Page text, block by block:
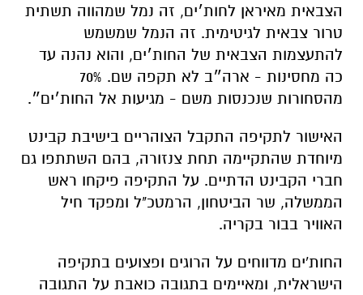
הצבאית מאיראן לחות׳ים, זה נמל שמהווה תשתית
טרור צבאית לגיטימית. זה הנמל שמשמש
להתעצמות הצבאית של החות׳ים, והוא נהנה עד
כה מחסינות - ארה״ב לא תקפה שם. 70%
מהסחורות שנכנסות משם - מגיעות אל החות׳ים״.
האישור לתקיפה התקבל הצוהריים בישיבת קבינט
מיוחדת שהתקיימה תחת צנזורה, בהם השתתפו גם
חברי הקבינט הדתיים. על התקיפה פיקחו ראש
הממשלה, שר הביטחון, הרמטכ"ל ומפקד חיל
האוויר בבור בקריה.
החות'ים מדווחים על הרוגים ופצועים בתקיפה
הישראלית, ומאיימים בתגובה כואבת על התגובה